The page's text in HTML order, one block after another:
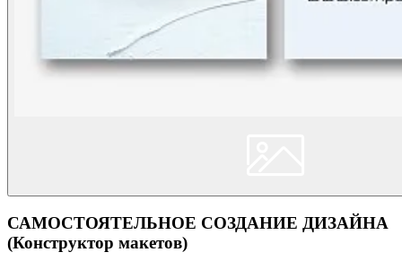
САМОСТОЯТЕЛЬНОЕ СОЗДАНИЕ ДИЗАЙНА
(Конструктор макетов)